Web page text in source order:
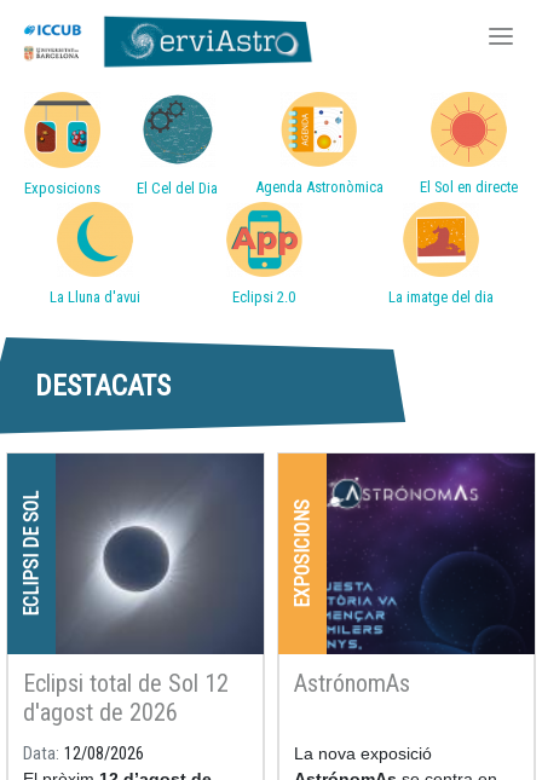
Vés
al
contingut
Accessos directes
Exposicions El Cel del Dia Agenda Astronòmica El Sol en directe
La Lluna d'avui Eclipsi 2.0 La imatge del dia
DESTACATS
ECLIPSI DE SOL
Eclipsi total de Sol 12
d'agost de 2026
Data 12/08/2026
EXPOSICIONS
AstrónomAs
La nova exposició